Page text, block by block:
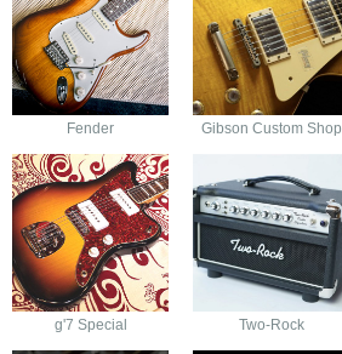
Fender Gibson Custom Shop
g'7 Special Two-Rock